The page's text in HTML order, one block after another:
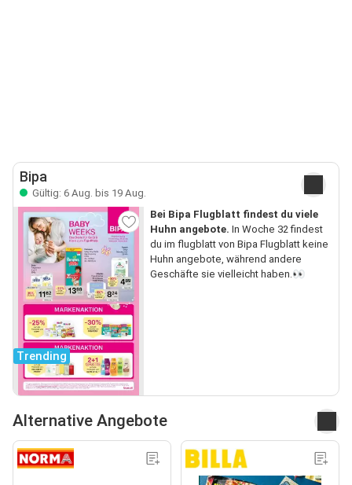
Bipa
Gültig: 6 Aug. bis 19 Aug.
Trending
Bei Bipa Flugblatt findest du viele
Huhn angebote. In Woche 32 findest
du im flugblatt von Bipa Flugblatt keine
Huhn angebote, während andere
Geschäfte sie vielleicht haben.👀
Alternative Angebote